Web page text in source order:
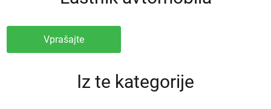
Vprašajte
Iz te kategorije